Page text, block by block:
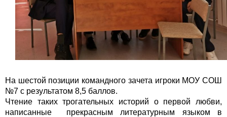
На шестой позиции командного зачета игроки МОУ СОШ
№7 с результатом 8,5 баллов.
Чтение таких трогательных историй о первой любви,
написанные прекрасным литературным языком в